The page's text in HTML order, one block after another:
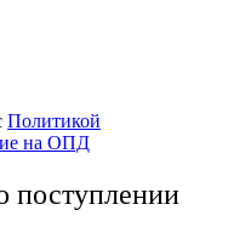
Политикой
на ОПД
поступлении